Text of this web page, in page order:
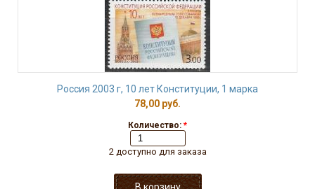
Россия 2003 г, 10 лет Конституции, 1 марка
78,00 руб.
Количество: *
2 доступно для заказа